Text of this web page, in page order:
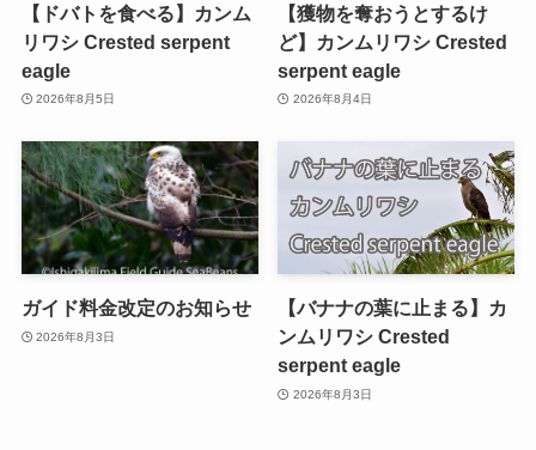
【ドバトを食べる】カンム
リワシ Crested serpent
eagle
2026年8月5日
【獲物を奪おうとするけ
ど】カンムリワシ Crested
serpent eagle
2026年8月4日
ガイド料金改定のお知らせ
2026年8月3日
【バナナの葉に止まる】カ
ンムリワシ Crested
serpent eagle
2026年8月3日